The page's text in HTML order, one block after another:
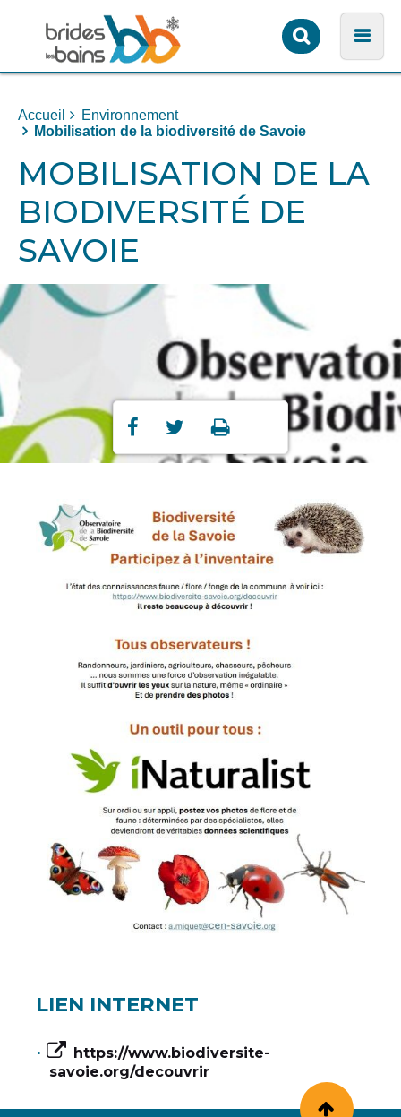
Formulaire
de
Accueil
Environnement
Mobilisation de la biodiversité de Savoie
MOBILISATION DE LA
BIODIVERSITÉ DE
SAVOIE

Partager
sur

Partager
sur
Imprimer
LIEN INTERNET
https://www.biodiversite-
savoie.org/decouvrir